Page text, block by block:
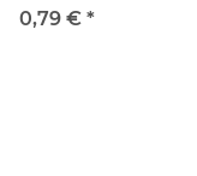
0,79 € *